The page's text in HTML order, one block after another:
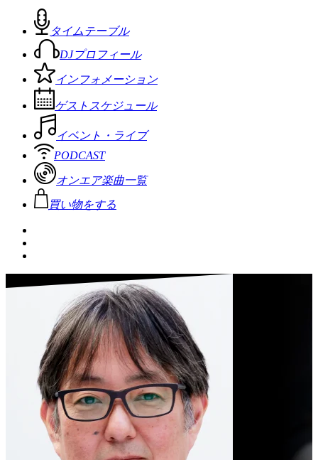
タイムテーブル
DJプロフィール
インフォメーション
ゲストスケジュール
イベント・ライブ
PODCAST
オンエア楽曲一覧
買い物をする